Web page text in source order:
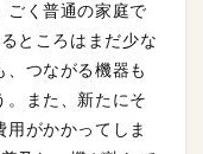
ごく普通の家庭で
ところはまだ少な
、つながる機器も
。また、新たにそ
がかかってしま